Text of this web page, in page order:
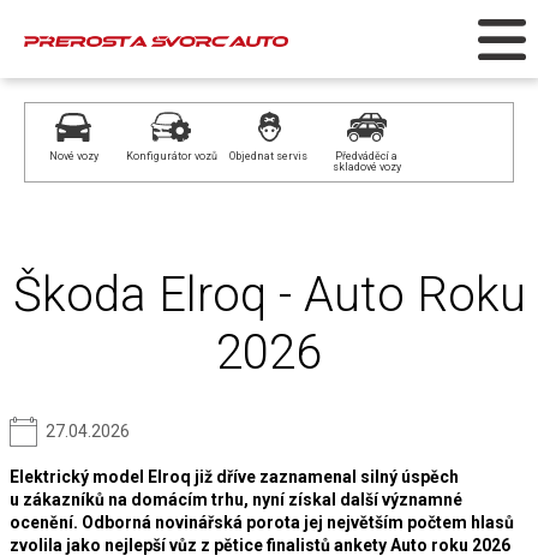
Nové vozy Konfigurátor vozů Objednat servis
Předváděcí a
skladové vozy
Škoda Elroq - Auto Roku
2026
27.04.2026
Elektrický model Elroq již dříve zaznamenal silný úspěch
u zákazníků na domácím trhu, nyní získal další významné
ocenění. Odborná novinářská porota jej největším počtem hlasů
zvolila jako nejlepší vůz z pětice finalistů ankety Auto roku 2026